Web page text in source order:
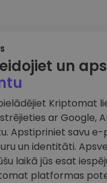
un
Kriptomat
ar Google,
Apstipriniet savu
un identitāti.
laikā jūs esat
platformas